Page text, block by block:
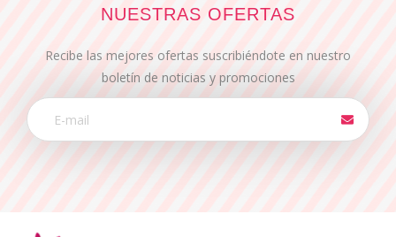
NUESTRAS OFERTAS
Recibe las mejores ofertas suscribiéndote en nuestro
boletín de noticias y promociones